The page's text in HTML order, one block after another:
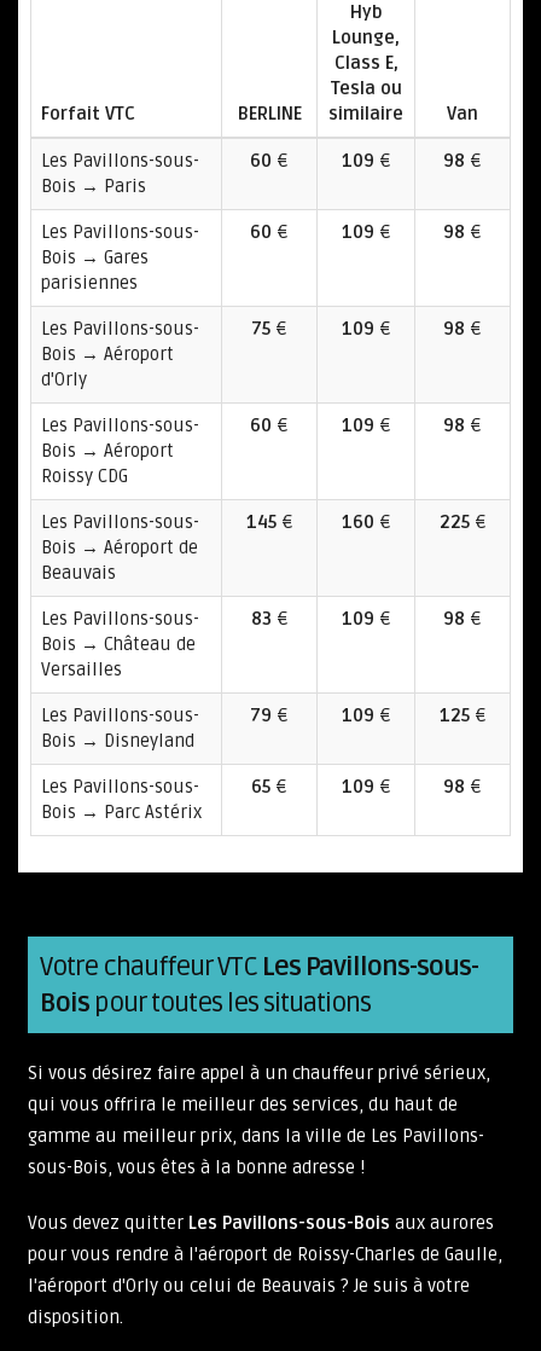
Forfait VTC BERLINE
Hyb
Lounge,
Class E,
Tesla ou
similaire
Van
Les Pavillons-sous-
Bois → Paris
60 € 109 € 98 €
Les Pavillons-sous-
Bois → Gares
parisiennes
60 € 109 € 98 €
Les Pavillons-sous-
Bois → Aéroport
d'Orly
75 € 109 € 98 €
Les Pavillons-sous-
Bois → Aéroport
Roissy CDG
60 € 109 € 98 €
Les Pavillons-sous-
Bois → Aéroport de
Beauvais
145€ 160 € 225€
Les Pavillons-sous-
Bois → Château de
Versailles
83 € 109 € 98 €
Les Pavillons-sous-
Bois → Disneyland
79 € 109 € 125€
Les Pavillons-sous-
Bois → Parc Astérix
65 € 109 € 98 €
Votre chauffeur VTC Les Pavillons-sous-
Bois pour toutes les situations
Si vous désirez faire appel à un chauffeur privé sérieux,
qui vous offrira le meilleur des services, du haut de
gamme au meilleur prix, dans la ville de Les Pavillons-
sous-Bois, vous êtes à la bonne adresse !
Vous devez quitter Les Pavillons-sous-Bois aux aurores
pour vous rendre à l'aéroport de Roissy-Charles de Gaulle,
l'aéroport d'Orly ou celui de Beauvais ? Je suis à votre
disposition.